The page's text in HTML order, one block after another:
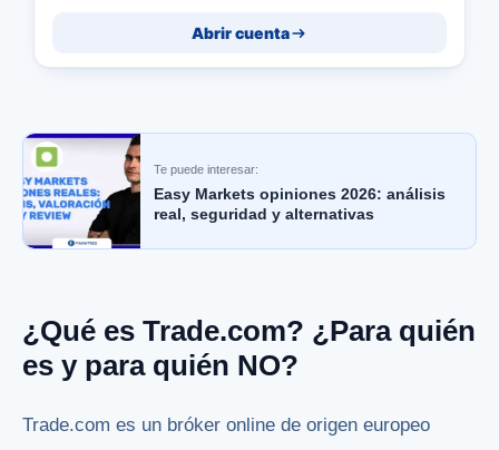
Abrir cuenta
Te puede interesar:
Easy Markets opiniones 2026: análisis
real, seguridad y alternativas
¿Qué es Trade.com? ¿Para quién
es y para quién NO?
Trade.com es un bróker online de origen europeo